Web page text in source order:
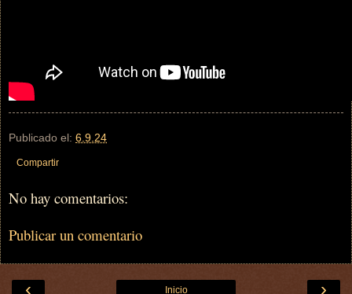
Publicado el: 6.9.24
Compartir
No hay comentarios:
Publicar un comentario
‹ ›
Inicio